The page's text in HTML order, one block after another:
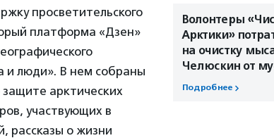
Волонтеры
Арктики»
на очистку
Челюскин от
Подробнее
просветительского
платформа «Дзен»
и люди». В нем собраны
арктических
участвующих в
рассказы о жизни